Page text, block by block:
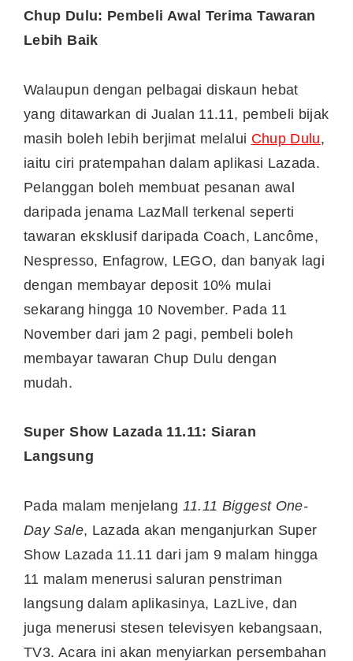
Chup Dulu: Pembeli Awal Terima Tawaran
Lebih Baik
Walaupun dengan pelbagai diskaun hebat
yang ditawarkan di Jualan 11.11, pembeli bijak
masih boleh lebih berjimat melalui Chup Dulu,
iaitu ciri pratempahan dalam aplikasi Lazada.
Pelanggan boleh membuat pesanan awal
daripada jenama LazMall terkenal seperti
tawaran eksklusif daripada Coach, Lancôme,
Nespresso, Enfagrow, LEGO, dan banyak lagi
dengan membayar deposit 10% mulai
sekarang hingga 10 November. Pada 11
November dari jam 2 pagi, pembeli boleh
membayar tawaran Chup Dulu dengan
mudah.
Super Show Lazada 11.11: Siaran
Langsung
Pada malam menjelang 11.11 Biggest One-
Day Sale, Lazada akan menganjurkan Super
Show Lazada 11.11 dari jam 9 malam hingga
11 malam menerusi saluran penstriman
langsung dalam aplikasinya, LazLive, dan
juga menerusi stesen televisyen kebangsaan,
TV3. Acara ini akan menyiarkan persembahan